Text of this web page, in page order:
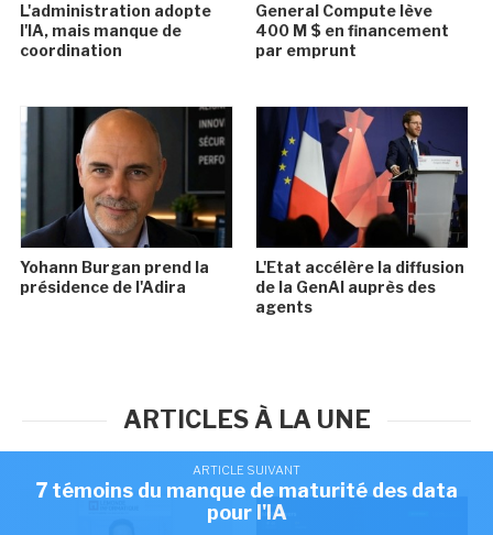
ARTICLE SUIVANT
7 témoins du manque de maturité des data
pour l'IA
L'administration adopte
l'IA, mais manque de
coordination
General Compute lève
400 M $ en financement
par emprunt
Yohann Burgan prend la
présidence de l'Adira
L'Etat accélère la diffusion
de la GenAI auprès des
agents
ARTICLES À LA UNE